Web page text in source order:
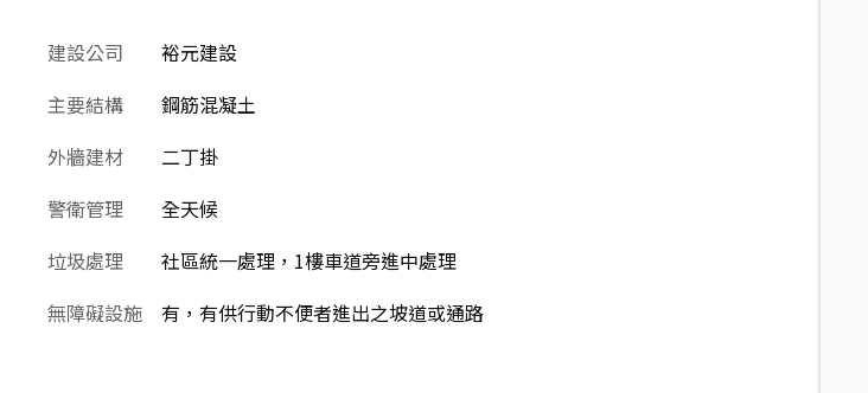
建設公司
裕元建設
主要結構
鋼筋混凝土
外牆建材
二丁掛
警衛管理
全天候
垃圾處理
社區統一處理，1樓車道旁進中處理
無障礙設施
有，有供行動不便者進出之坡道或通路